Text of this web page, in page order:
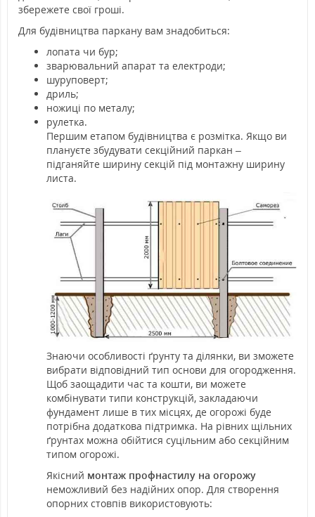
збережете свої гроші.
Для будівництва паркану вам знадобиться:
лопата чи бур;
зварювальний апарат та електроди;
шуруповерт;
дриль;
ножиці по металу;
рулетка.
Першим етапом будівництва є розмітка. Якщо ви
плануєте збудувати секційний паркан –
підганяйте ширину секцій під монтажну ширину
листа.
Знаючи особливості ґрунту та ділянки, ви зможете
вибрати відповідний тип основи для огородження.
Щоб заощадити час та кошти, ви можете
комбінувати типи конструкцій, закладаючи
фундамент лише в тих місцях, де огорожі буде
потрібна додаткова підтримка. На рівних щільних
ґрунтах можна обійтися суцільним або секційним
типом огорожі.
Якісний монтаж профнастилу на огорожу
неможливий без надійних опор. Для створення
опорних стовпів використовують: